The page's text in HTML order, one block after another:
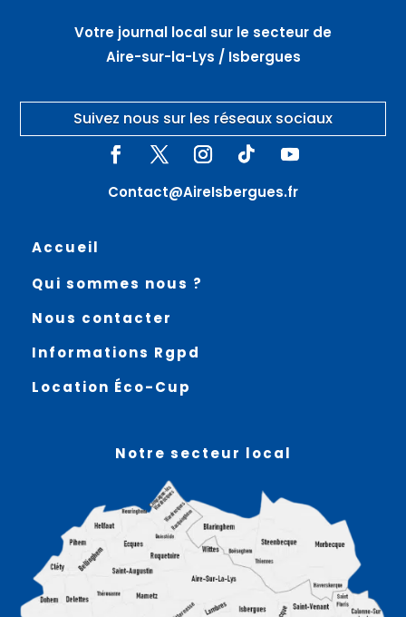
Votre journal local sur le secteur de
Aire-sur-la-Lys / Isbergues
Suivez nous sur les réseaux sociaux
Contact@AireIsbergues.fr
Accueil
Qui sommes nous ?
Nous contacter
Informations Rgpd
Location Éco-Cup
Notre secteur local